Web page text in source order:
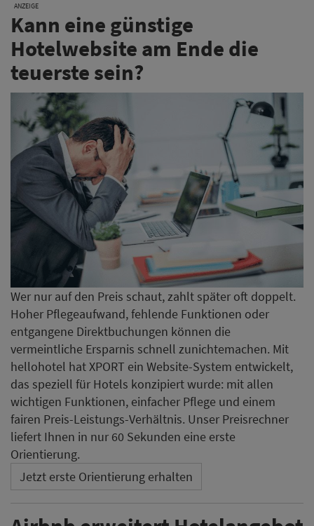
ANZEIGE
Kann eine günstige
Hotelwebsite am Ende die
teuerste sein?
Wer nur auf den Preis schaut, zahlt später oft doppelt.
Hoher Pflegeaufwand, fehlende Funktionen oder
entgangene Direktbuchungen können die
vermeintliche Ersparnis schnell zunichtemachen. Mit
hellohotel hat XPORT ein Website-System entwickelt,
das speziell für Hotels konzipiert wurde: mit allen
wichtigen Funktionen, einfacher Pflege und einem
fairen Preis-Leistungs-Verhältnis. Unser Preisrechner
liefert Ihnen in nur 60 Sekunden eine erste
Orientierung.
Jetzt erste Orientierung erhalten